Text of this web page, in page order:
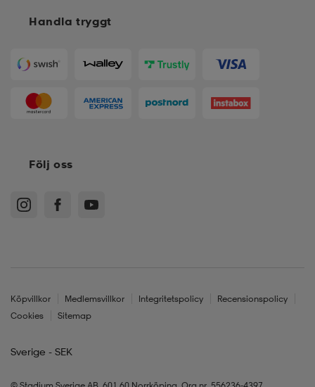
Handla tryggt
Följ oss
Köpvillkor Medlemsvillkor Integritetspolicy
Recensionspolicy
Cookies
Sitemap
Sverige - SEK